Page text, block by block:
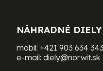
NÁHRADNÉ DIELY
mobil: +421 903 634 343
e-mail: diely@norwit.sk